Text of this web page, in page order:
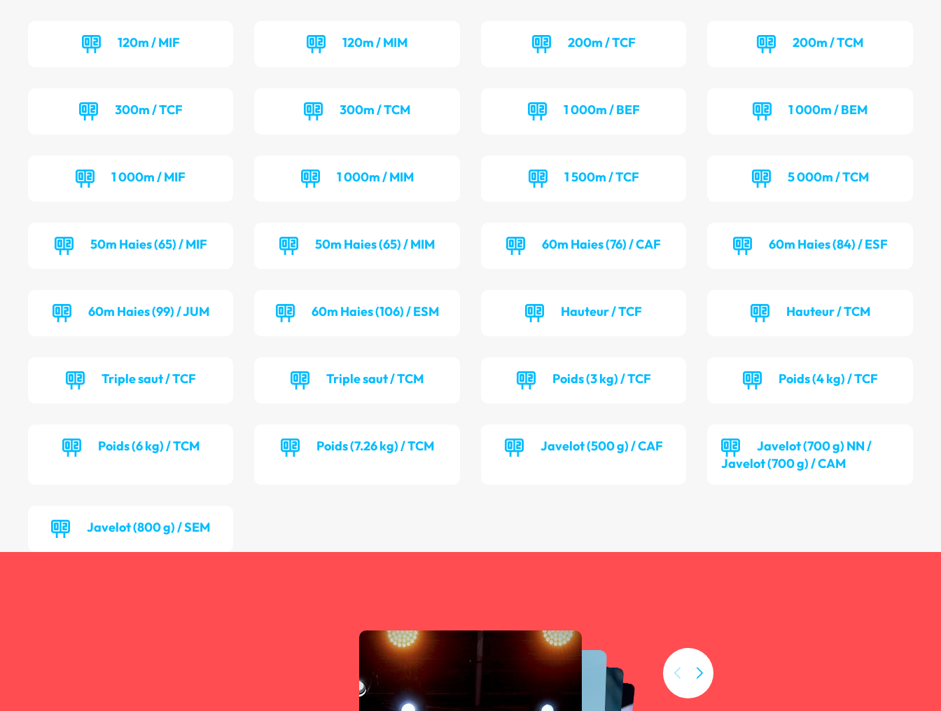
120m / MIF 120m / MIM 200m / TCF 200m / TCM
300m / TCF 300m / TCM 1 000m / BEF 1 000m / BEM
1 000m / MIF 1 000m / MIM 1 500m / TCF 5 000m / TCM
50m Haies (65) / MIF 50m Haies (65) / MIM 60m Haies (76) / CAF 60m Haies (84) / ESF
60m Haies (99) / JUM 60m Haies (106) / ESM Hauteur / TCF Hauteur / TCM
Triple saut / TCF Triple saut / TCM Poids (3 kg) / TCF Poids (4 kg) / TCF
Poids (6 kg) / TCM Poids (7.26 kg) / TCM Javelot (500 g) / CAF
Javelot (700 g) NN /
Javelot (700 g) / CAM
Javelot (800 g) / SEM